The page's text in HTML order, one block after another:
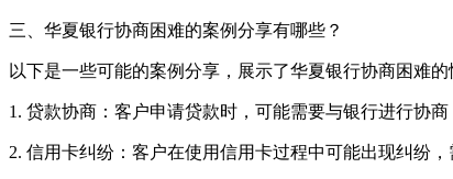
三、华夏银行协商困难的案例分享有哪些？
以下是一些可能的案例分享，展示了华夏银行协商困难的
1. 贷款协商：客户申请贷款时，可能需要与银行进行协
2. 信用卡纠纷：客户在使用信用卡过程中可能出现纠纷